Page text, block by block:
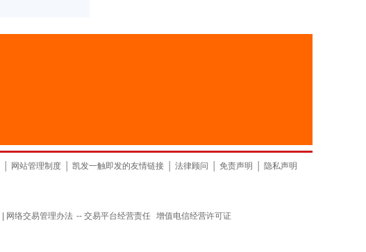
网站管理制度 凯发一触即发的友情链接 法律顾问 免责声明
隐私声明
网络交易管理办法 -- 交易平台经营责任 增值电信经营许可证